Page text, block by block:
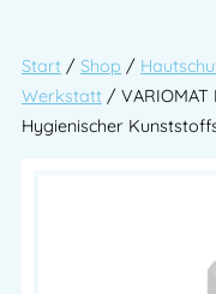
Start / Shop /
Werkstatt / VARIOMAT
Hygienischer